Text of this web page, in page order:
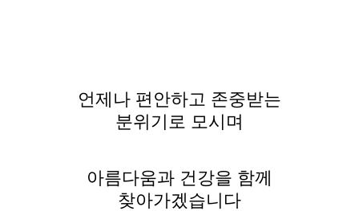
언제나 편안하고 존중받는
분위기로 모시며
아름다움과 건강을 함께
찾아가겠습니다